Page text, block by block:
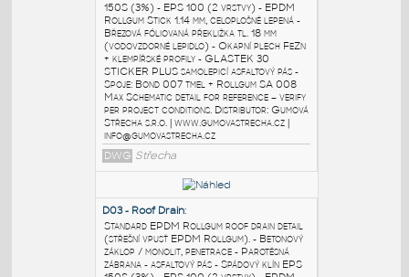
PODOBNÉ BLOKY
D06 - Drip Edge:
Standard EPDM Rollgum drip edge detail
(okapnice EPDM Rollgum). - Betonový
záklop / monolit, penetrace - Parotěsná
zábrana - asfaltový pás - Spádový klín EPS
150S (3%) - EPS 100 (2 vrstvy) - EPDM
Rollgum Stick 1.14 mm, celoplošně lepená -
Březová fóliovaná překližka tl. 18 mm
(vodovzdorné lepidlo) - Okapní plech FeZn
+ klempířské profily - GLASTEK 30
STICKER PLUS samolepicí asfaltový pás -